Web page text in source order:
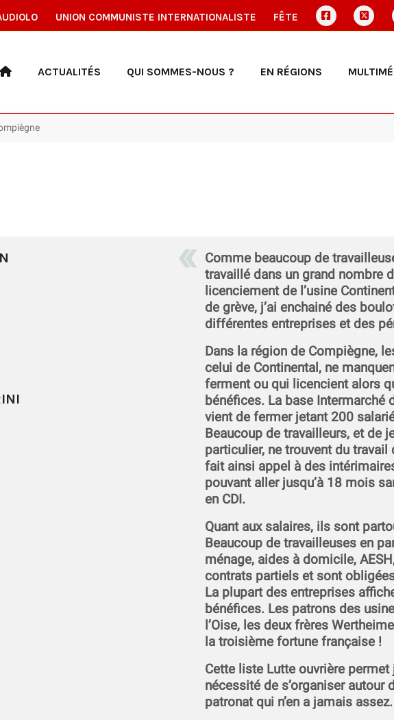
UNION COMMUNISTE INTERNATIONALISTE FÊTE
ACTUALITÉS QUI SOMMES-NOUS ? EN RÉGIONS
Comme beaucoup de
travaillé dans un grand nombre
licenciement de l’usine
de grève, j’ai enchainé des
différentes entreprises et des
Dans la région de Compiègne,
celui de Continental, ne
ferment ou qui licencient alors
bénéfices. La base Intermarché
vient de fermer jetant 200
Beaucoup de travailleurs, et de
particulier, ne trouvent du travail
fait ainsi appel à des
pouvant aller jusqu’à 18 mois
en CDI.
Quant aux salaires, ils sont
Beaucoup de travailleuses en
ménage, aides à domicile,
contrats partiels et sont
La plupart des entreprises
bénéfices. Les patrons des
l’Oise, les deux frères
la troisième fortune française !
Cette liste Lutte ouvrière permet
nécessité de s’organiser autour
patronat qui n’en a jamais assez.